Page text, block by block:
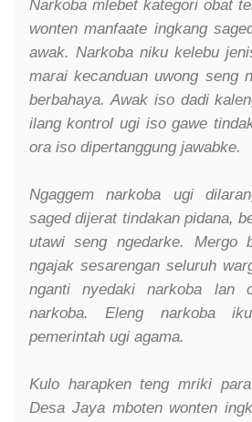
Narkoba mlebet kategori obat
wonten manfaate ingkang
awak. Narkoba niku kelebu
marai kecanduan uwong seng
berbahaya. Awak iso dadi
ilang kontrol ugi iso gawe
ora iso dipertanggung jawabke.
Ngaggem narkoba ugi
saged dijerat tindakan pidana,
utawi seng ngedarke. Mergo
ngajak sesarengan seluruh
nganti nyedaki narkoba lan
narkoba. Eleng narkoba
pemerintah ugi agama.
Kulo harapken teng mriki
Desa Jaya mboten wonten